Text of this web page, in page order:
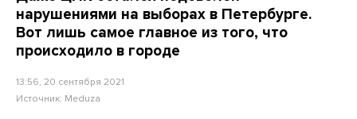
нарушениями на выборах в Петербурге.
Вот лишь самое главное из того, что
происходило в городе
13:56, 20 сентября 2021
Источник: Meduza